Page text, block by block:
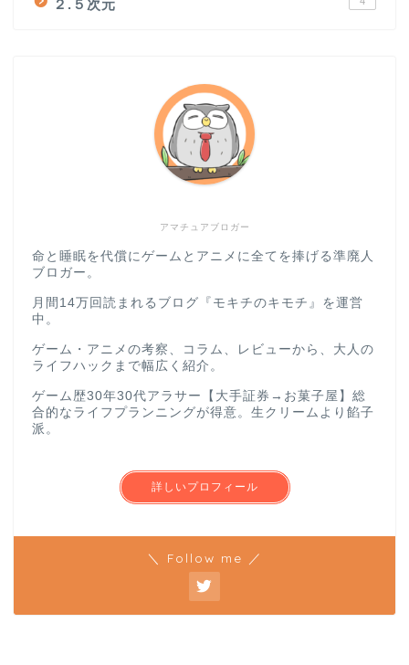
２.５次元
アマチュアブロガー
命と睡眠を代償にゲームとアニメに全てを捧げる準廃人
ブロガー。
月間14万回読まれるブログ『モキチのキモチ』を運営
中。
ゲーム・アニメの考察、コラム、レビューから、大人の
ライフハックまで幅広く紹介。
ゲーム歴30年30代アラサー【大手証券→お菓子屋】総
合的なライフプランニングが得意。生クリームより餡子
派。
詳しいプロフィール
＼ Follow me ／